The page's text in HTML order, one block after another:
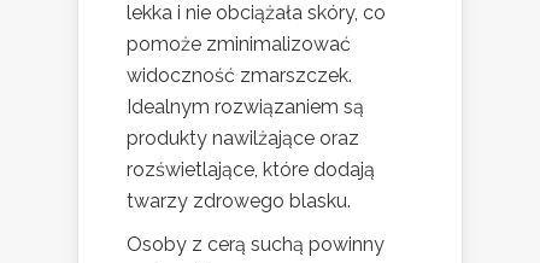
lekka i nie obciążała skóry, co
pomoże zminimalizować
widoczność zmarszczek.
Idealnym rozwiązaniem są
produkty nawilżające oraz
rozświetlające, które dodają
twarzy zdrowego blasku.
Osoby z cerą suchą powinny